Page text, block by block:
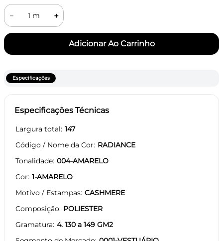
＋
－
Especificações
Especificações Técnicas
Largura total 147
Código / Nome da Cor RADIANCE
Tonalidade 004-AMARELO
Cor 1-AMARELO
Motivo / Estampas CASHMERE
Composição POLIESTER
Gramatura 4. 130 a 149 GM2